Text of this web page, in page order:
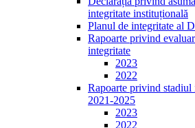
integritate instituțională
Planul de integritate al
Rapoarte privind
integritate
2023
2022
Rapoarte privind
2021-2025
2023
2022